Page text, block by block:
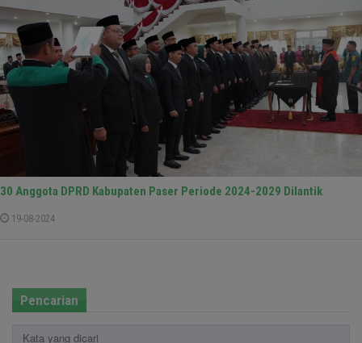
30 Anggota DPRD Kabupaten Paser Periode 2024-2029 Dilantik
19-08-2024
Pencarian